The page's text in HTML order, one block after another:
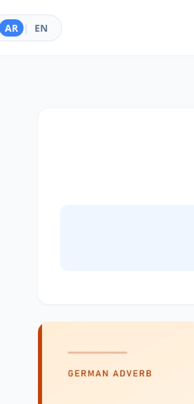
EN
|
AR